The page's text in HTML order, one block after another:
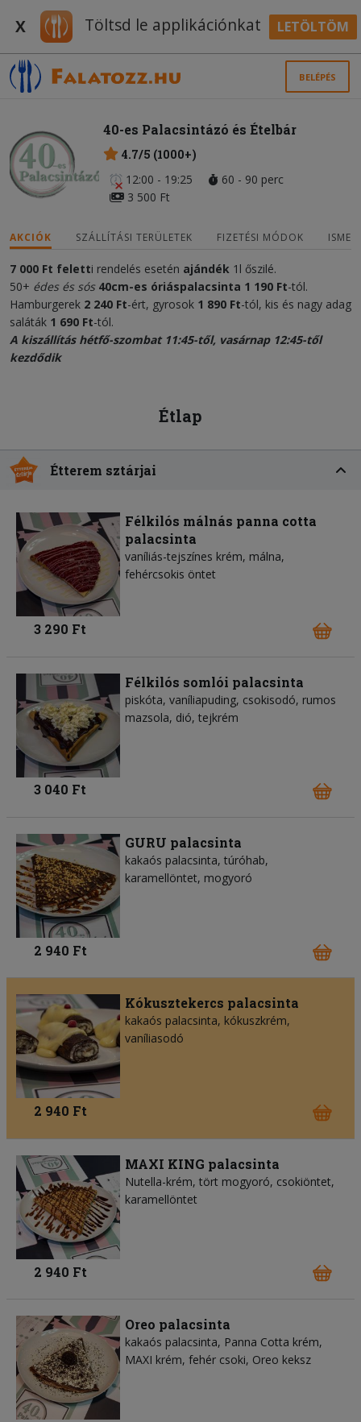
X Töltsd le applikációnkat LETÖLTÖM
BELÉPÉS
40-es Palacsintázó és Ételbár
4.7/5 (1000+)
12:00 - 19:25
60 - 90 perc
3 500 Ft
AKCIÓK SZÁLLÍTÁSI TERÜLETEK FIZETÉSI MÓDOK
7 000 Ft feletti rendelés esetén ajándék 1l őszilé.
50+ édes és sós 40cm-es óriáspalacsinta 1 190 Ft-tól.
Hamburgerek 2 240 Ft-ért, gyrosok 1 890 Ft-tól, kis és nagy adag
saláták 1 690 Ft-tól.
A kiszállítás hétfő-szombat 11:45-től, vasárnap 12:45-től
kezdődik
Étlap
Étterem sztárjai
Félkilós málnás panna cotta
palacsinta
vaníliás-tejszínes krém, málna,
fehércsokis öntet
3 290 Ft
Félkilós somlói palacsinta
piskóta, vaníliapuding, csokisodó, rumos
mazsola, dió, tejkrém
3 040 Ft
GURU palacsinta
kakaós palacsinta, túróhab,
karamellöntet, mogyoró
2 940 Ft
Kókusztekercs palacsinta
kakaós palacsinta, kókuszkrém,
vaníliasodó
2 940 Ft
MAXI KING palacsinta
Nutella-krém, tört mogyoró, csokiöntet,
karamellöntet
2 940 Ft
Oreo palacsinta
kakaós palacsinta, Panna Cotta krém,
MAXI krém, fehér csoki, Oreo keksz